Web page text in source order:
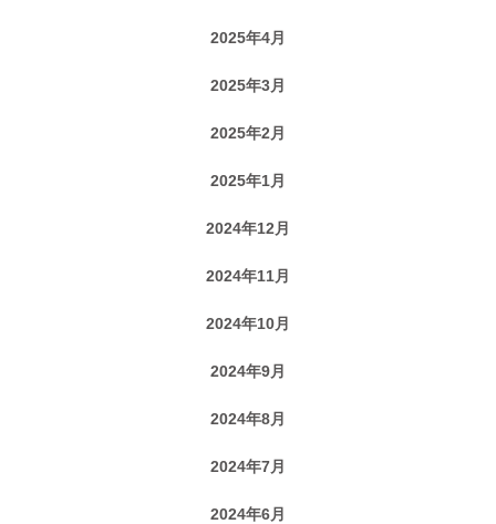
2025年4月
2025年3月
2025年2月
2025年1月
2024年12月
2024年11月
2024年10月
2024年9月
2024年8月
2024年7月
2024年6月